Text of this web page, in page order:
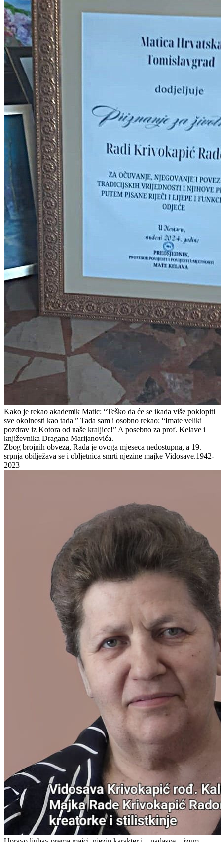
Kako je rekao akademik Matic: “Teško da će se ikada više poklopiti
sve okolnosti kao tada.” Tada sam i osobno rekao: “Imate veliki
pozdrav iz Kotora od naše kraljice!” A posebno za prof. Kelave i
književnika Dragana Marijanovića.
Zbog brojnih obveza, Rada je ovoga mjeseca nedostupna, a 19.
srpnja obilježava se i obljetnica smrti njezine majke Vidosave.1942-
2023